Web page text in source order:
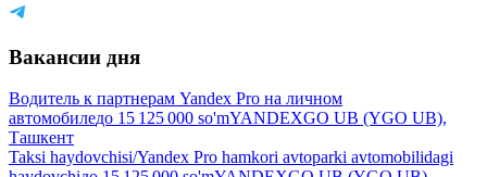
Вакансии дня
Водитель к партнерам Yandex Pro на личном
автомобиледо 15 125 000 so'mYANDEXGO UB (YGO UB),
Ташкент
Taksi haydovchisi/Yandex Pro hamkori avtoparki avtomobilidagi